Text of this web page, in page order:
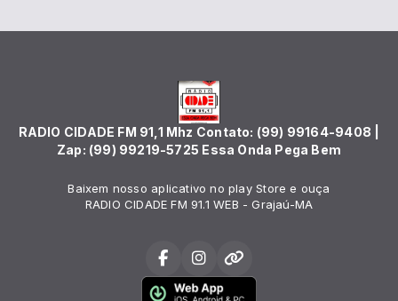
RADIO CIDADE FM 91,1 Mhz Contato: (99) 99164-9408 |
Zap: (99) 99219-5725 Essa Onda Pega Bem
Baixem nosso aplicativo no play Store e ouça
RADIO CIDADE FM 91.1 WEB - Grajaú-MA